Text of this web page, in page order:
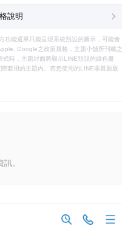
說明
功能選單只能呈現系統預設的圖示，可能會
Google之政策規格，主題小舖所刊載之
時，主題封面將顯示LINE預設的綠色畫
套用的主題內。若您使用的LINE非最新版
。